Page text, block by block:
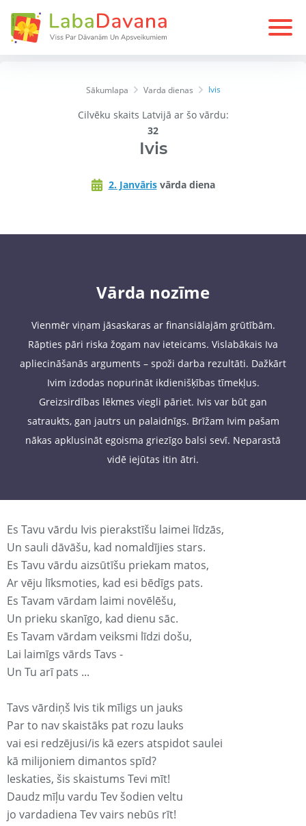
Sākumlapa Varda dienas Ivis
Cilvēku skaits Latvijā ar šo vārdu:
32
Ivis
2. Janvārisvārda diena
Vārda nozīme
Vienmēr viņam jāsaskaras ar finansiālajām grūtībām.
Rāpties pāri riska žogam nav ieteicams. Vislabākais Iva
apliecināšanās arguments – spoži darba rezultāti. Dažkārt
Ivim izdodas nopurināt ikdienišķības tīmekļus.
Greizsirdības lēkmes viegli pāriet. Ivis var būt gan
satraukts, gan jautrs un palaidnīgs. Brīžam Ivim pašam
nākas apklusināt egoisma griezīgo balsi sevī. Neparastā
vidē iejūtas itin ātri.
Es Tavu vārdu Ivis pierakstīšu laimei līdzās,
Un sauli dāvāšu, kad nomaldījies stars.
Es Tavu vārdu aizsūtīšu priekam matos,
Ar vēju līksmoties, kad esi bēdīgs pats.
Es Tavam vārdam laimi novēlēšu,
Un prieku skanīgo, kad dienu sāc.
Es Tavam vārdam veiksmi līdzi došu,
Lai laimīgs vārds Tavs -
Un Tu arī pats ...
Tavs vārdiņš Ivis tik mīligs un jauks
Par to nav skaistāks pat rozu lauks
vai esi redzējusi/is kā ezers atspidot saulei
kā milijoniem dimantos spīd?
Ieskaties, šis skaistums Tevi mīt!
Daudz mīļu vardu Tev šodien veltu
jo vardadiena Tev vairs nebūs rīt!